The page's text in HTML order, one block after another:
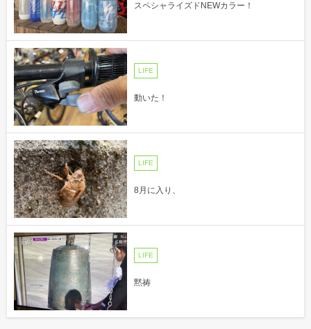
スペシャライズドNEWカラー！
LIFE
動いた！
LIFE
8月に入り、
LIFE
黙祷